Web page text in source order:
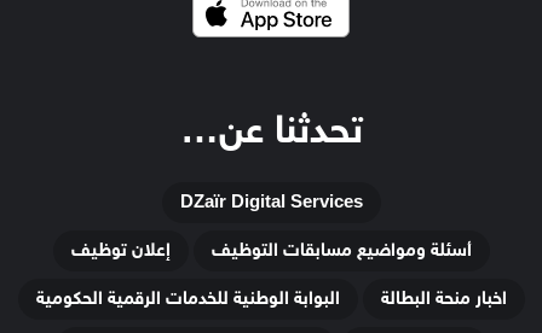
تحدثنا عن…
DZaïr Digital Services
أسئلة ومواضيع مسابقات التوظيف
إعلان توظيف
اخبار منحة البطالة
البوابة الوطنية للخدمات الرقمية الحكومية